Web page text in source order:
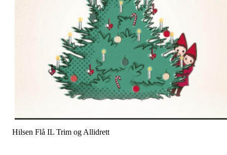
Hilsen Flå IL Trim og Allidrett